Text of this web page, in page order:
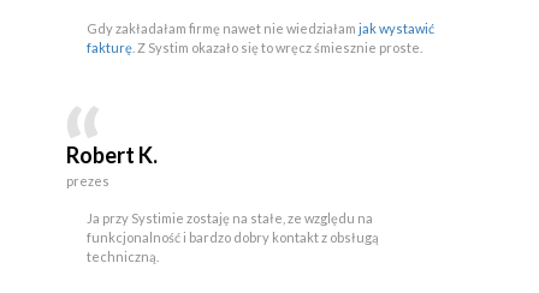
Gdy zakładałam firmę nawet nie wiedziałam jak wystawić
fakturę. Z Systim okazało się to wręcz śmiesznie proste.
Robert K.
prezes
Ja przy Systimie zostaję na stałe, ze względu na
funkcjonalność i bardzo dobry kontakt z obsługą
techniczną.